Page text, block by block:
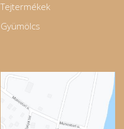
Tejtermékek
Gyümölcs